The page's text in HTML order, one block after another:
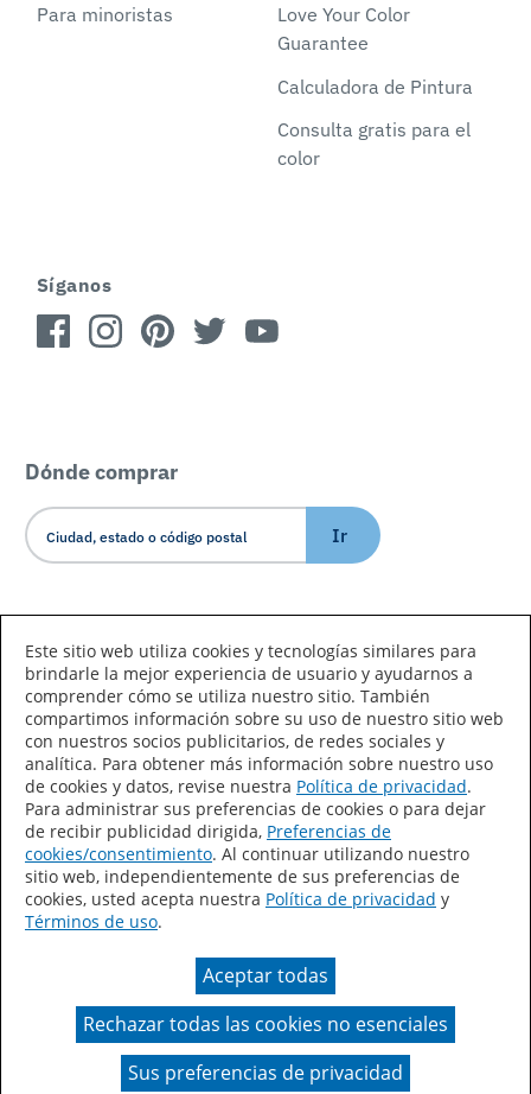
Para minoristas
Love Your Color
Guarantee
Calculadora de Pintura
Consulta gratis para el
color
Síganos
Dónde comprar
Ir
Declaración de accesibilidad
Mapa del sitio
Términos de uso
Privacidad
Sus preferencias de privacidad
Ley de Cadenas de Suministro de California
Un color real puede variar en comparación con la
presentación en pantalla.
Este sitio web utiliza cookies y tecnologías similares para
brindarle la mejor experiencia de usuario y ayudarnos a
comprender cómo se utiliza nuestro sitio. También
compartimos información sobre su uso de nuestro sitio web
con nuestros socios publicitarios, de redes sociales y
analítica. Para obtener más información sobre nuestro uso
de cookies y datos, revise nuestra Política de privacidad.
Para administrar sus preferencias de cookies o para dejar
de recibir publicidad dirigida, Preferencias de
cookies/consentimiento. Al continuar utilizando nuestro
sitio web, independientemente de sus preferencias de
cookies, usted acepta nuestra Política de privacidad y
Términos de uso.
Aceptar todas
Rechazar todas las cookies no esenciales
Sus preferencias de privacidad